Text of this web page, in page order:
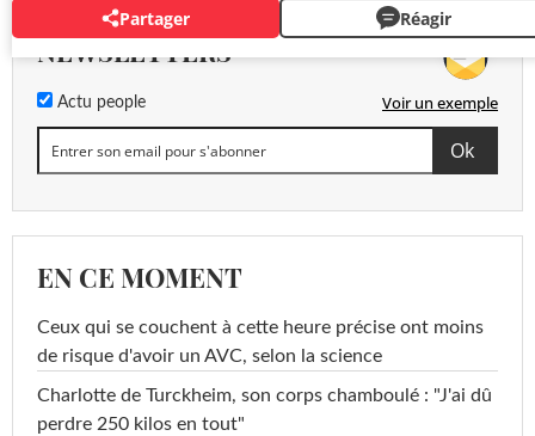
Partager Réagir
NEWSLETTERS
Actu people Voir un exemple
EN CE MOMENT
Ceux qui se couchent à cette heure précise ont moins
de risque d'avoir un AVC, selon la science
Charlotte de Turckheim, son corps chamboulé : "J'ai dû
perdre 250 kilos en tout"